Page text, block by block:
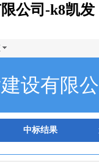
公司-k8凯发
设有限
中标结果